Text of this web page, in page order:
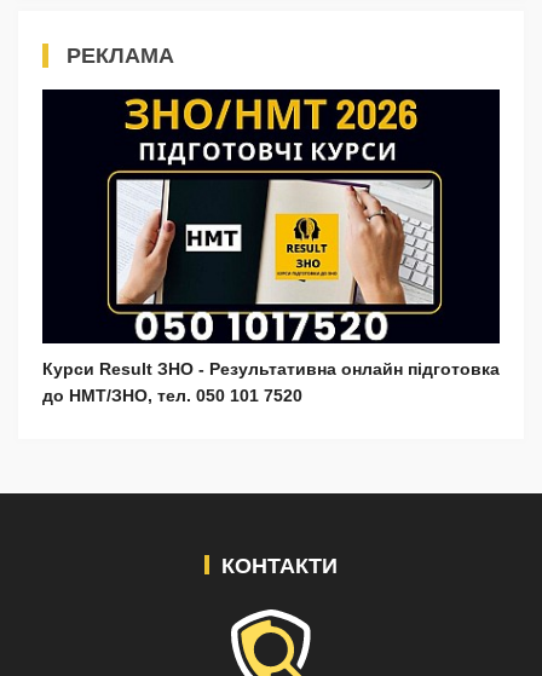
РЕКЛАМА
Курси Result ЗНО - Результативна онлайн підготовка
до НМТ/ЗНО, тел. 050 101 7520
КОНТАКТИ